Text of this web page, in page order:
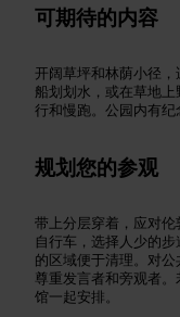
可期待的内容
开阔草坪和林荫小径
船划划水，或在草地
行和慢跑。公园内有纪
规划您的参观
带上分层穿着，应对
自行车，选择人少的
的区域便于清理。对
尊重发言者和旁观者
馆一起安排。